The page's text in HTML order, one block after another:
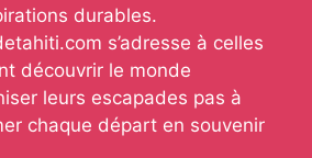
durables.
s’adresse à celles
découvrir le monde
leurs escapades pas à
chaque départ en souvenir